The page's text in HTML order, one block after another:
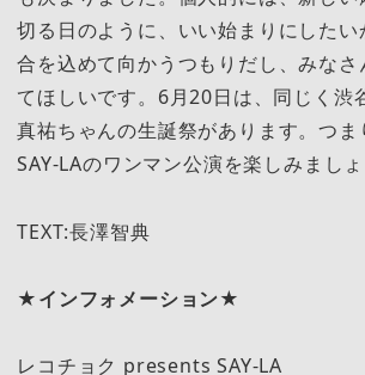
切る日のように、いい始まりにした
合を込めて向かうつもりだし、みな
てほしいです。6月20日は、同じく渋
真祐ちゃんの生誕祭があります。つ
SAY-LAのワンマン公演を楽しみまし
TEXT:長澤智典
★インフォメーション★
レコチョク presents SAY-LA